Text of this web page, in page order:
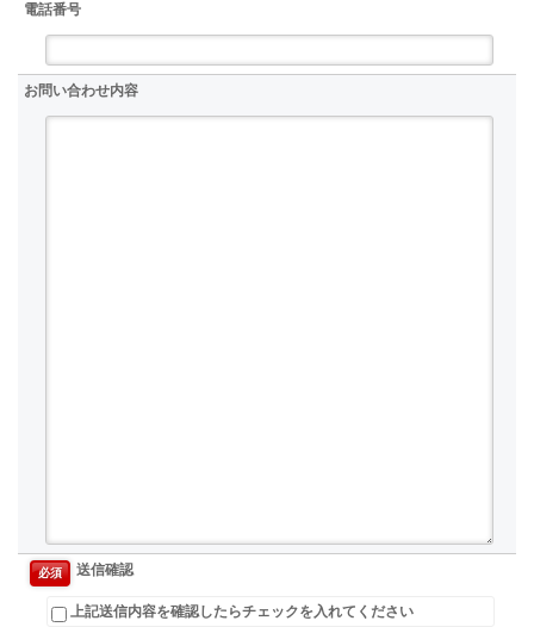
電話番号
お問い合わせ内容
必須 送信確認
上記送信内容を確認したらチェックを入れてください